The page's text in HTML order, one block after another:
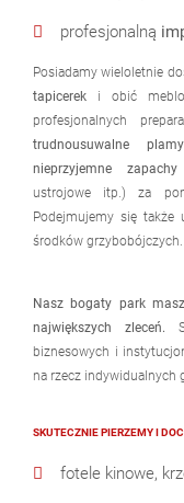
profesjonalną
Posiadamy wieloletnie
tapicerek i obić
profesjonalnych
trudnousuwalne plamy
nieprzyjemne zapachy
ustrojowe itp.) za
Podejmujemy się także
środków grzybobójczych.
Nasz bogaty park
największych zleceń.
biznesowych i
na rzecz indywidualnych
SKUTECZNIE PIERZEMY I
fotele kinowe,